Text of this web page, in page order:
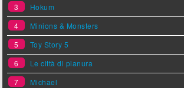
3
Hokum
4
Minions & Monsters
5
Toy Story 5
6
Le città di pianura
7
Michael